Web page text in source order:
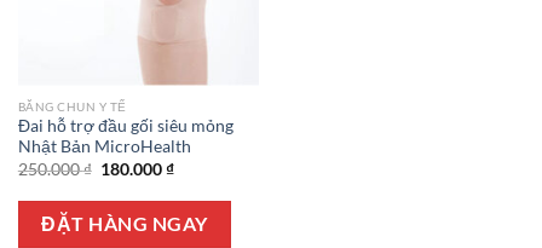
BĂNG CHUN Y TẾ
Đai hỗ trợ đầu gối siêu mỏng
Nhật Bản MicroHealth
250.000₫ Giá
là:
250.000 ₫.
180.000₫Giá
tại
là:
180.000 ₫.
ĐẶT HÀNG NGAY